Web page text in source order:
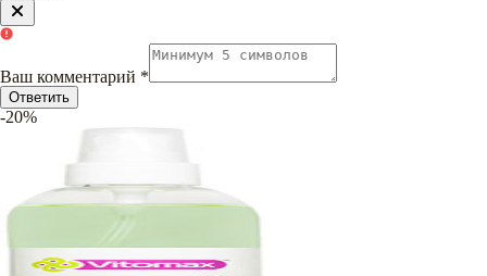
Ваш комментарий *
Ответить
-20%